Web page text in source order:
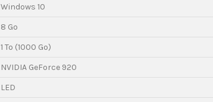
Windows 10
8 Go
1 To (1000 Go)
NVIDIA GeForce 920
LED